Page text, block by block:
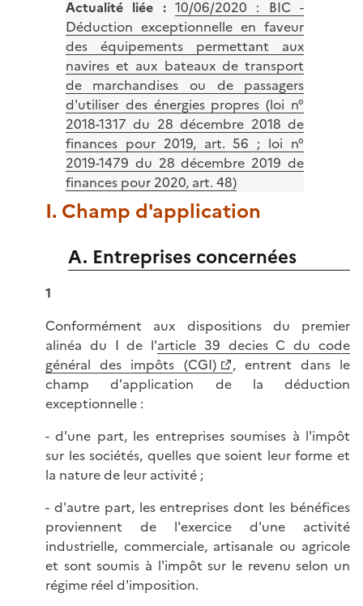
Actualité liée : 10/06/2020 : BIC -
Déduction exceptionnelle en faveur
des équipements permettant aux
navires et aux bateaux de transport
de marchandises ou de passagers
d'utiliser des énergies propres (loi n°
2018-1317 du 28 décembre 2018 de
finances pour 2019, art. 56 ; loi n°
2019-1479 du 28 décembre 2019 de
finances pour 2020, art. 48)
I. Champ d'application
A. Entreprises concernées
1
Conformément aux dispositions du premier
alinéa du I de l'article 39 decies C du code
général des impôts (CGI)
, entrent dans le
champ d'application de la déduction
exceptionnelle :
- d'une part, les entreprises soumises à l'impôt
sur les sociétés, quelles que soient leur forme et
la nature de leur activité ;
- d'autre part, les entreprises dont les bénéfices
proviennent de l'exercice d'une activité
industrielle, commerciale, artisanale ou agricole
et sont soumis à l'impôt sur le revenu selon un
régime réel d'imposition.